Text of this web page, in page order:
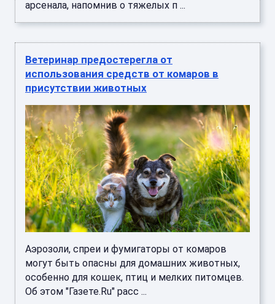
арсенала, напомнив о тяжелых п ...
Ветеринар предостерегла от
использования средств от комаров в
присутствии животных
Аэрозоли, спреи и фумигаторы от комаров
могут быть опасны для домашних животных,
особенно для кошек, птиц и мелких питомцев.
Об этом "Газете.Ru" расс ...